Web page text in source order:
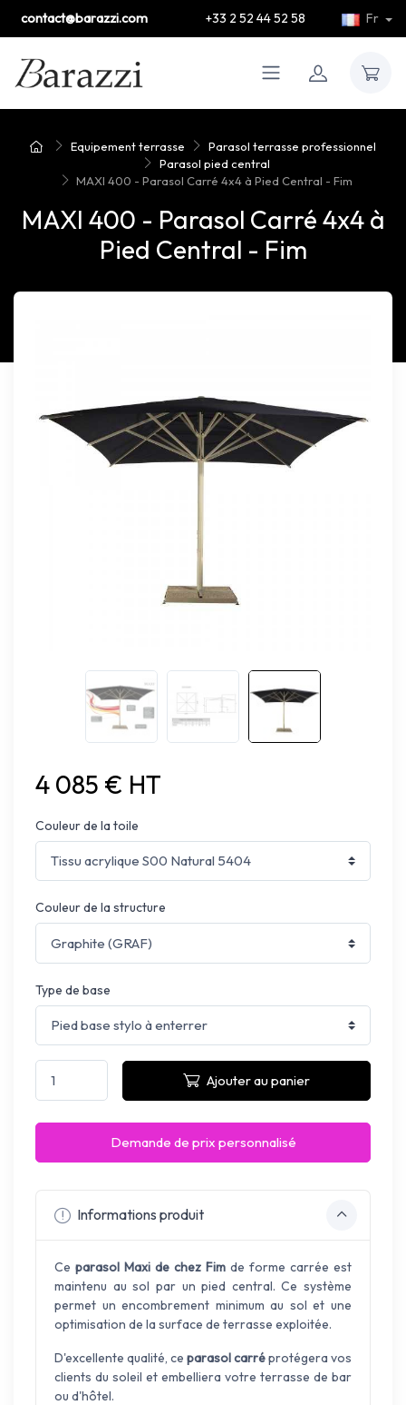
contact@barazzi.com +33 2 52 44 52 58 Fr
Equipement terrasse
Parasol terrasse professionnel
Parasol pied central
MAXI 400 - Parasol Carré 4x4 à Pied Central - Fim
MAXI 400 - Parasol Carré 4x4 à
Pied Central - Fim
4 085 € HT
Couleur de la toile
Couleur de la structure
Type de base
Ajouter au panier
Demande de prix personnalisé
Informations produit
Ce parasol Maxi de chez Fim de forme carrée est
maintenu au sol par un pied central. Ce système
permet un encombrement minimum au sol et une
optimisation de la surface de terrasse exploitée.
D'excellente qualité, ce parasol carréprotégera vos
clients du soleil et embelliera votre terrasse de bar
ou d'hôtel.